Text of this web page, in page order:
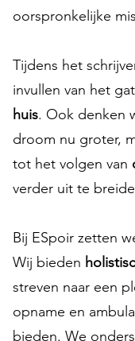
oorspronkelijke
Tijdens het
invullen van het
huis. Ook denken
droom nu groter,
tot het volgen van
verder uit te
Bij ESpoir zetten
Wij bieden
streven naar een
opname en
bieden. We